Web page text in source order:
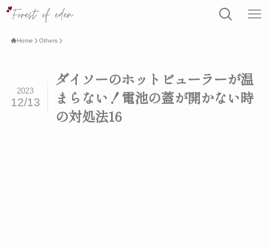
Home Others
ダイソーのホットビューラーが温
まらない！電池の蓋が開かない時
の対処法16
2023
12/13